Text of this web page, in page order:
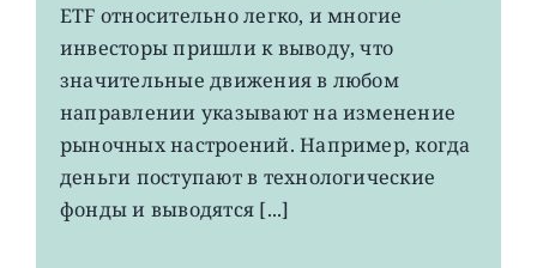
говорят
потоки
средств
на
рынке
ETF
ETF относительно легко, и многие
инвесторы пришли к выводу, что
значительные движения в любом
направлении указывают на изменение
рыночных настроений. Например, когда
деньги поступают в технологические
фонды и выводятся [...]